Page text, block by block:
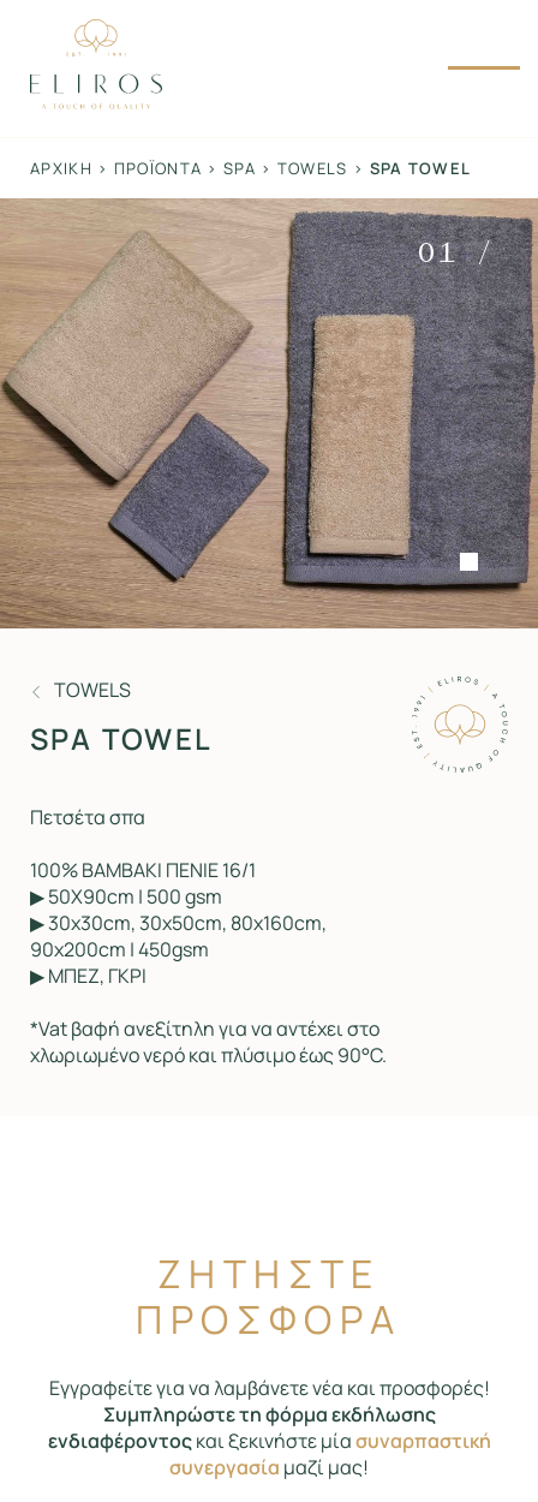
content
ΑΡΧΙΚΉ > ΠΡΟΪΌΝΤΑ >SPA > TOWELS > SPA TOWEL
01
TOWELS
SPA TOWEL
Πετσέτα σπα
100% ΒΑΜΒΑΚΙ ΠΕΝΙΕ 16/1
▶ 50X90cm | 500 gsm
▶ 30χ30cm, 30x50cm, 80x160cm,
90x200cm | 450gsm
▶ ΜΠΕΖ, ΓΚΡΙ
*Vat βαφή ανεξίτηλη για να αντέχει στο
χλωριωμένο νερό και πλύσιμο έως 90°C.
ΖΗΤΗΣΤΕ
ΠΡΟΣΦΟΡΑ
Εγγραφείτε για να λαμβάνετε νέα και προσφορές!
Συμπληρώστε τη φόρμα εκδήλωσης
ενδιαφέροντοςκαι ξεκινήστε μίασυναρπαστική
συνεργασία μαζί μας!